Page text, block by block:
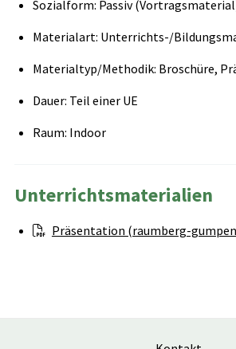
Sozialform: Passiv
Materialart: Unterrichts-/
Materialtyp/Methodik: Broschüre,
Dauer: Teil einer UE
Raum: Indoor
Unterrichtsmaterialien
Präsentation (raumberg-